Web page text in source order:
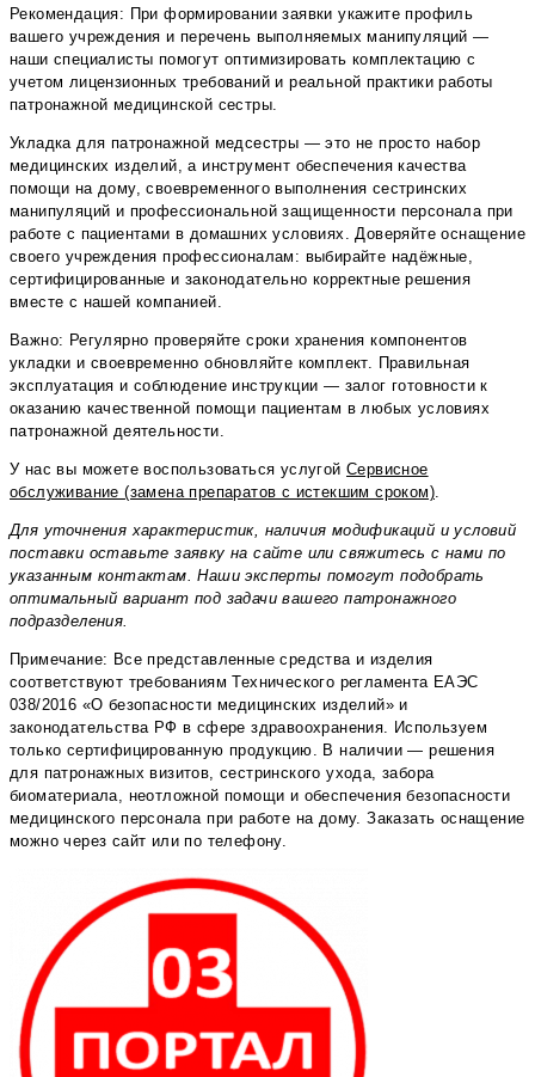
Рекомендация: При формировании заявки укажите профиль
вашего учреждения и перечень выполняемых манипуляций —
наши специалисты помогут оптимизировать комплектацию с
учетом лицензионных требований и реальной практики работы
патронажной медицинской сестры.
Укладка для патронажной медсестры — это не просто набор
медицинских изделий, а инструмент обеспечения качества
помощи на дому, своевременного выполнения сестринских
манипуляций и профессиональной защищенности персонала при
работе с пациентами в домашних условиях. Доверяйте оснащение
своего учреждения профессионалам: выбирайте надёжные,
сертифицированные и законодательно корректные решения
вместе с нашей компанией.
Важно: Регулярно проверяйте сроки хранения компонентов
укладки и своевременно обновляйте комплект. Правильная
эксплуатация и соблюдение инструкции — залог готовности к
оказанию качественной помощи пациентам в любых условиях
патронажной деятельности.
У нас вы можете воспользоваться услугой Сервисное
обслуживание (замена препаратов с истекшим сроком).
Для уточнения характеристик, наличия модификаций и условий
поставки оставьте заявку на сайте или свяжитесь с нами по
указанным контактам. Наши эксперты помогут подобрать
оптимальный вариант под задачи вашего патронажного
подразделения.
Примечание: Все представленные средства и изделия
соответствуют требованиям Технического регламента ЕАЭС
038/2016 «О безопасности медицинских изделий» и
законодательства РФ в сфере здравоохранения. Используем
только сертифицированную продукцию. В наличии — решения
для патронажных визитов, сестринского ухода, забора
биоматериала, неотложной помощи и обеспечения безопасности
медицинского персонала при работе на дому. Заказать оснащение
можно через сайт или по телефону.